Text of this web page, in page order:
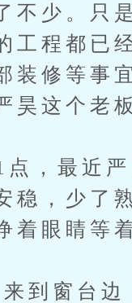
不少。只
工程都已
装修等事
昊这个老
，最近严
稳，少了
着眼睛等
到窗台边